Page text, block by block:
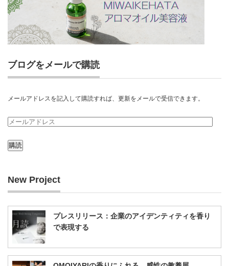
ブログをメールで購読
メールアドレスを記入して購読すれば、更新をメールで受信できます。
メ
ル
ド
レ
ス
New Project
プレスリリース：企業のアイデンティティを香り
で表現する